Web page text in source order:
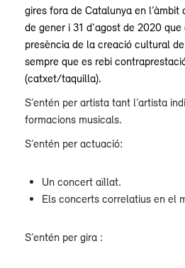
gires fora de Catalunya en l’àmbit
de gener i 31 d'agost de 2020
presència de la creació cultural de
sempre que es rebi
(catxet/taquilla).
S’entén per artista tant l’artista
formacions musicals.
S’entén per actuació:
Un concert aïllat.
Els concerts correlatius en el
S’entén per gira :